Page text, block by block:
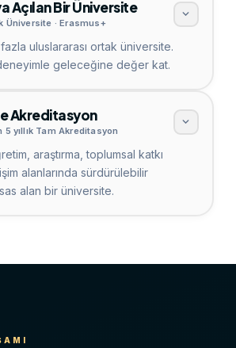
Açılan Bir Üniversite
Üniversite · Erasmus+
uluslararası ortak üniversite.
geleceğine değer kat.
Akreditasyon
5 yıllık Tam Akreditasyon
araştırma, toplumsal katkı
alanlarında sürdürülebilir
alan bir üniversite.